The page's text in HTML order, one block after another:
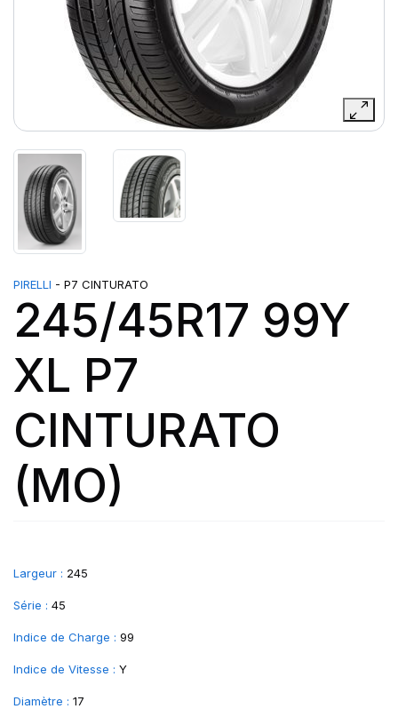
PIRELLI - P7 CINTURATO
245/45R17 99Y
XL P7
CINTURATO
(MO)
Largeur : 245
Série : 45
Indice de Charge : 99
Indice de Vitesse : Y
Diamètre : 17